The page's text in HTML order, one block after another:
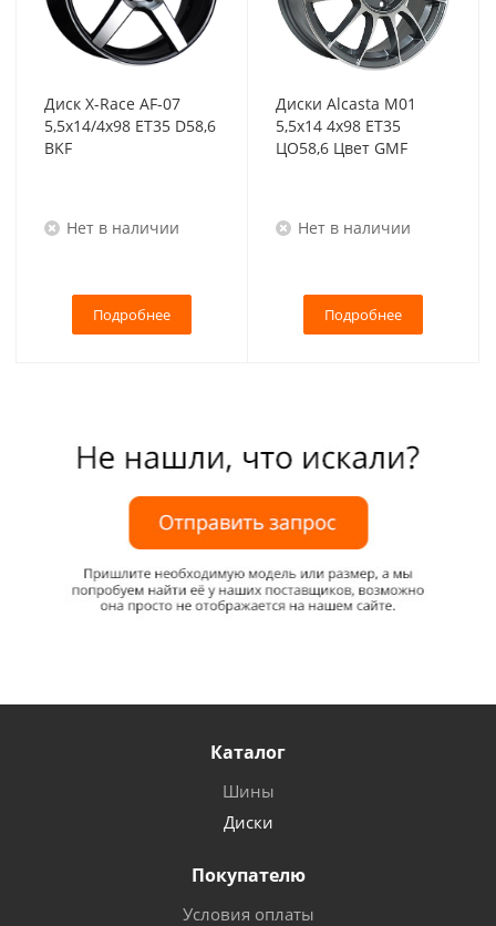
Диск X-Race AF-07
5,5x14/4x98 ET35 D58,6
BKF
Нет в наличии
Подробнее
Диски Alcasta M01
5,5x14 4x98 ET35
ЦО58,6 Цвет GMF
Нет в наличии
Подробнее
Каталог
Шины
Диски
Покупателю
Условия оплаты